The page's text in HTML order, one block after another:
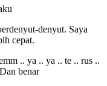
denyut. Saya
cepat.
.. ya .. ya .. te .. rus ..
benar